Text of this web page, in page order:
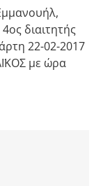
διαιτητής
22-02-2017
με ώρα